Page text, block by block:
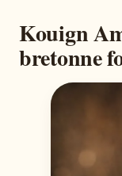
Kouign
bretonne